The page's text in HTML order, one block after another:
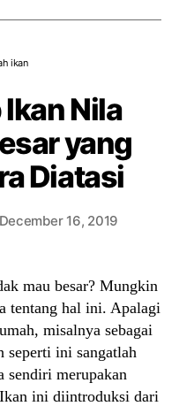
ikan
Nila
yang
Diatasi
December 16, 2019
mau besar? Mungkin
tentang hal ini. Apalagi
misalnya sebagai
seperti ini sangatlah
merupakan
ini diintroduksi dari